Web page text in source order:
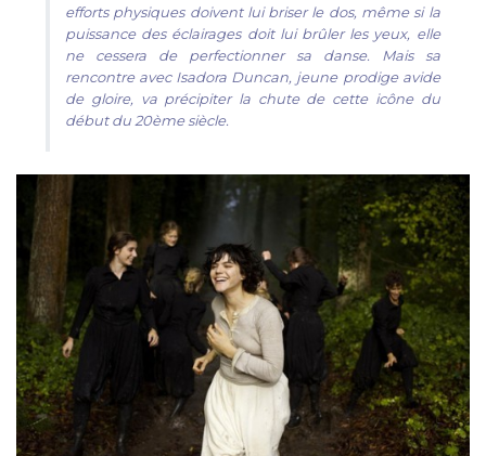
efforts physiques doivent lui briser le dos, même si la
puissance des éclairages doit lui brûler les yeux, elle
ne cessera de perfectionner sa danse. Mais sa
rencontre avec Isadora Duncan, jeune prodige avide
de gloire, va précipiter la chute de cette icône du
début du 20ème siècle.